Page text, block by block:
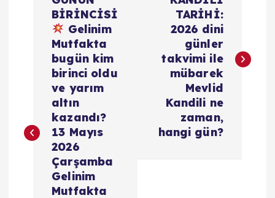
e
BİRİNCİSİ
Gelinim
Mutfakta
bugün kim
birinci oldu
ve yarım
altın
kazandı?
13 Mayıs
2026
Çarşamba
Gelinim
Mutfakta
TARİHİ:
2026 dini
günler
takvimi ile
mübarek
Mevlid
Kandili ne
zaman,
hangi gün?